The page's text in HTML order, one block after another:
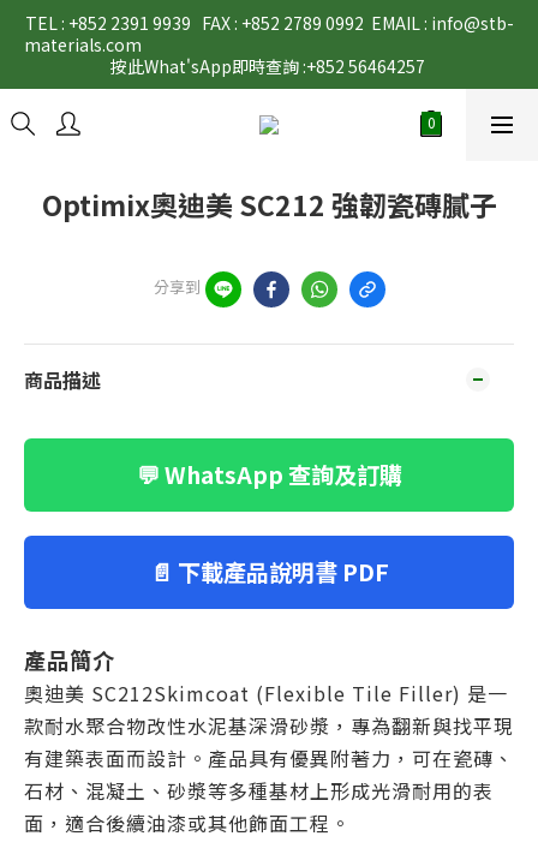
TEL : +852 2391 9939   FAX : +852 2789 0992  EMAIL : info@stb-
materials.com
按此What'sApp即時查詢 :+852 56464257
Optimix奧迪美 SC212 強韌瓷磚膩子
分享到
商品描述
💬 WhatsApp 查詢及訂購
📄 下載產品說明書 PDF
產品簡介
奧迪美 SC212Skimcoat (Flexible Tile Filler) 是一
款耐水聚合物改性水泥基深滑砂漿，專為翻新與找平現
有建築表面而設計。產品具有優異附著力，可在瓷磚、
石材、混凝土、砂漿等多種基材上形成光滑耐用的表
面，適合後續油漆或其他飾面工程。